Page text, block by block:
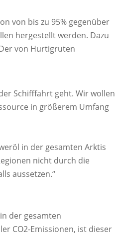
von bis zu 95% gegenüber
hergestellt werden. Dazu
von Hurtigruten
Schifffahrt geht. Wir wollen
in größerem Umfang
in der gesamten Arktis
nicht durch die
aussetzen.“
der gesamten
CO2-Emissionen, ist dieser